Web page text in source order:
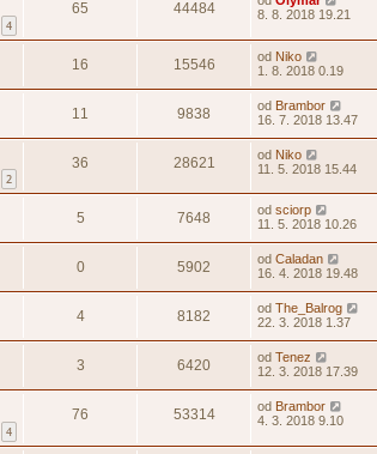
4
65 44484
8. 8. 2018 19.21
16 15546 od Niko
1. 8. 2018 0.19
11 9838 od Brambor
16. 7. 2018 13.47
2
36 28621 od Niko
11. 5. 2018 15.44
5 7648 od sciorp
11. 5. 2018 10.26
0 5902 od Caladan
16. 4. 2018 19.48
4 8182 od The_Balrog
22. 3. 2018 1.37
3 6420 od Tenez
12. 3. 2018 17.39
4
76 53314 od Brambor
4. 3. 2018 9.10